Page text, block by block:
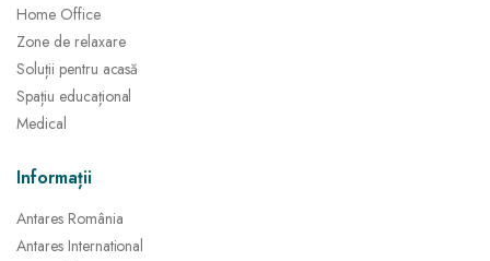
Home Office
Zone de relaxare
Soluții pentru acasă
Spațiu educațional
Medical
Informații
Antares România
Antares International